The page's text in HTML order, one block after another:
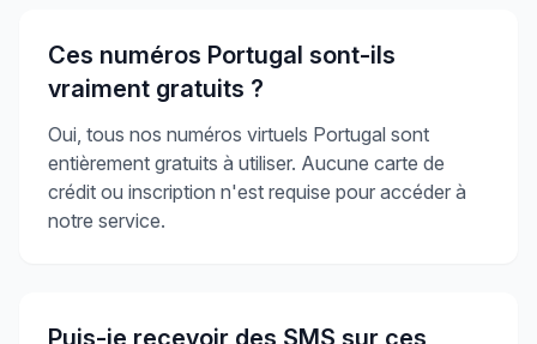
Ces numéros Portugal sont-ils
vraiment gratuits ?
Oui, tous nos numéros virtuels Portugal sont
entièrement gratuits à utiliser. Aucune carte de
crédit ou inscription n'est requise pour accéder à
notre service.
Puis-je recevoir des SMS sur ces